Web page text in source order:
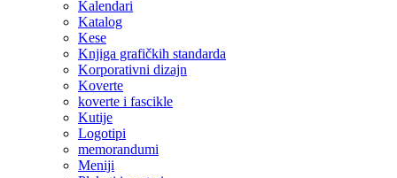
Kalendari
Katalog
Kese
Knjiga grafičkih standarda
Korporativni dizajn
Koverte
koverte i fascikle
Kutije
Logotipi
memorandumi
Meniji